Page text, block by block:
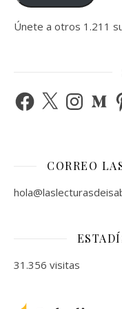
Únete a otros 1.211
Facebook
X Instagram
CORREO
31.356 visitas